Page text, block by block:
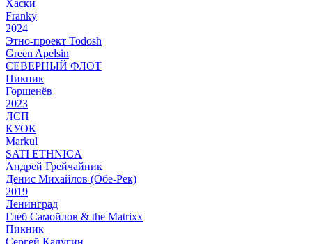
Хаски
Franky
2024
Этно-проект Todosh
Green Apelsin
СЕВЕРНЫЙ ФЛОТ
Пикник
Горшенёв
2023
ЛСП
КУОК
Markul
SATI ETHNICA
Андрей Грейчайник
Денис Михайлов (Обе-Рек)
2019
Ленинград
Глеб Самойлов & the Matrixx
Пикник
Сергей Калугин